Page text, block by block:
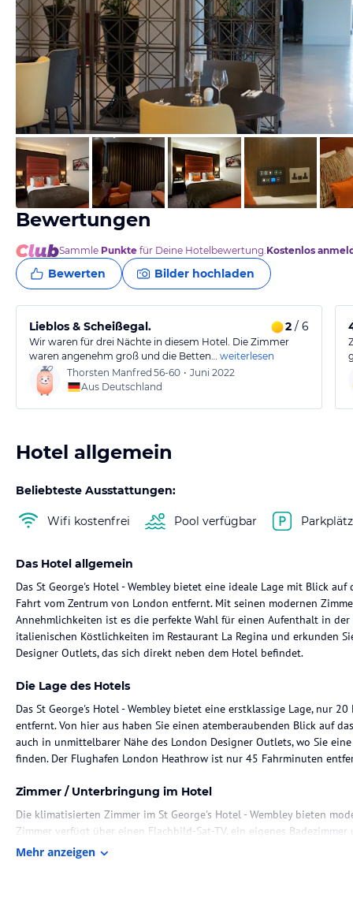
von Expedia
Bewertungen
Sammle Punkte für Deine Hotelbewertung.Kostenlos
Bewerten Bilder hochladen
Lieblos & Scheißegal. 2 / 6
Wir waren für drei Nächte in diesem Hotel. Die Zimmer
waren angenehm groß und die Betten… weiterlesen
Thorsten Manfred 56-60 • Juni 2022
Aus Deutschland
Hotel allgemein
Beliebteste Ausstattungen:
Wifi kostenfrei Pool verfügbar
Das Hotel allgemein
Das St George's Hotel - Wembley bietet eine ideale Lage mit Blick
Fahrt vom Zentrum von London entfernt. Mit seinen modernen
Annehmlichkeiten ist es die perfekte Wahl für einen Aufenthalt in
italienischen Köstlichkeiten im Restaurant La Regina und erkunden
Designer Outlets, das sich direkt neben dem Hotel befindet.
Die Lage des Hotels
Das St George's Hotel - Wembley bietet eine erstklassige Lage, nur
entfernt. Von hier aus haben Sie einen atemberaubenden Blick auf
auch in unmittelbarer Nähe des London Designer Outlets, wo Sie
finden. Der Flughafen London Heathrow ist nur 45 Fahrminuten
Zimmer / Unterbringung im Hotel
Die klimatisierten Zimmer im St George's Hotel - Wembley bieten
Zimmer verfügt über einen Flachbild-Sat-TV, ein eigenes
und eine Minibar sind ebenfalls vorhanden.
Mehr anzeigen